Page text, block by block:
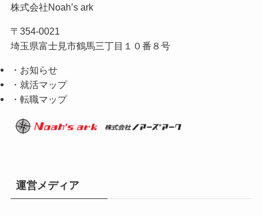
株式会社Noah’s ark
〒354-0021
埼玉県富士見市鶴馬三丁目１０番８号
・お知らせ
・就活マップ
・転職マップ
運営メディア